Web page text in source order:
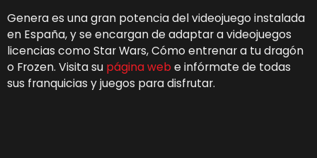
Genera es una gran potencia del videojuego instalada
en España, y se encargan de adaptar a videojuegos
licencias como Star Wars, Cómo entrenar a tu dragón
o Frozen. Visita su página web e infórmate de todas
sus franquicias y juegos para disfrutar.